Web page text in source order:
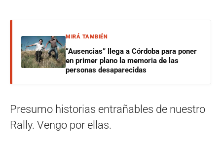
MIRÁ TAMBIÉN
“Ausencias” llega a Córdoba para poner
en primer plano la memoria de las
personas desaparecidas
Presumo historias entrañables de nuestro
Rally. Vengo por ellas.